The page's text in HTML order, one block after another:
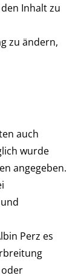
Inhalt zu
zu ändern,
auch
wurde
angegeben.
Perz es